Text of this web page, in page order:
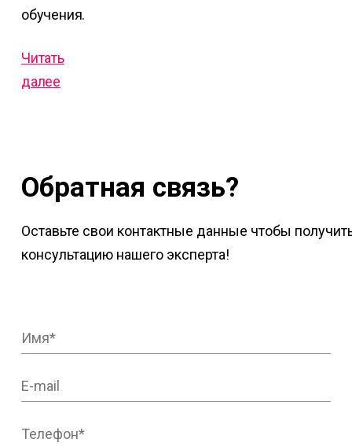
обучения.
Читать
далее
Обратная связь?
Оставьте свои контактные данные чтобы
консультацию нашего эксперта!